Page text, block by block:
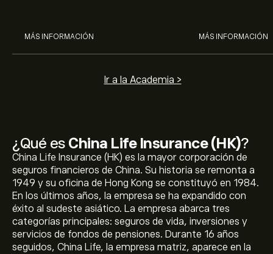
¿Qué es China Life Insurance (HK)?
China Life Insurance (HK) es la mayor corporación de
seguros financieros de China. Su historia se remonta a
1949 y su oficina de Hong Kong se constituyó en 1984.
En los últimos años, la empresa se ha expandido con
éxito al sudeste asiático. La empresa abarca tres
categorías principales: seguros de vida, inversiones y
servicios de fondos de pensiones. Durante 16 años
seguidos, China Life, la empresa matriz, aparece en la
MÁS INFORMACIÓN MÁS INFORMACIÓN
Ir a la Academia >